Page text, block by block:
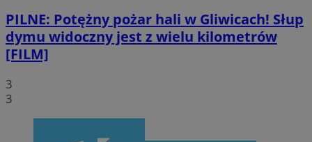
PILNE: Potężny pożar hali w Gliwicach! Słup
dymu widoczny jest z wielu kilometrów
[FILM]
3
3